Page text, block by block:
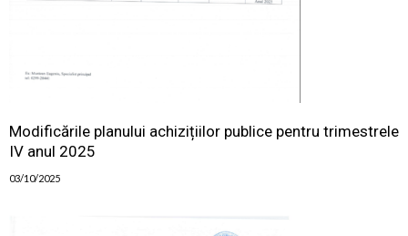
Modificările planului achizițiilor publice pentru trimestrele
IV anul 2025
03/10/2025